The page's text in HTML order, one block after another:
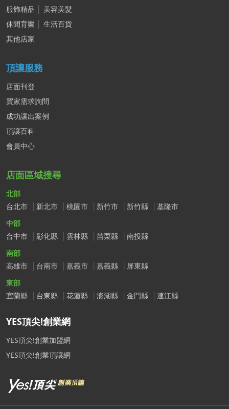
服飾精品
美容美髮
休閒育樂
生活百貨
其他店家
頂讓服務
店面刊登
買家需求詢問
成功讓出案例
頂讓百科
會員中心
店面區域搜尋
北部
台北市
新北市 桃園市 新竹市 新竹縣
基隆市
中部
台中市
彰化縣 雲林縣 苗栗縣
南投縣
南部
高雄市
台南市 嘉義市 嘉義縣
屏東縣
東部
宜蘭縣
台東縣 花蓮縣 澎湖縣 金門縣 連江縣
YES頂尖!創業網
YES頂尖!創業加盟網
YES頂尖!創業頂讓網